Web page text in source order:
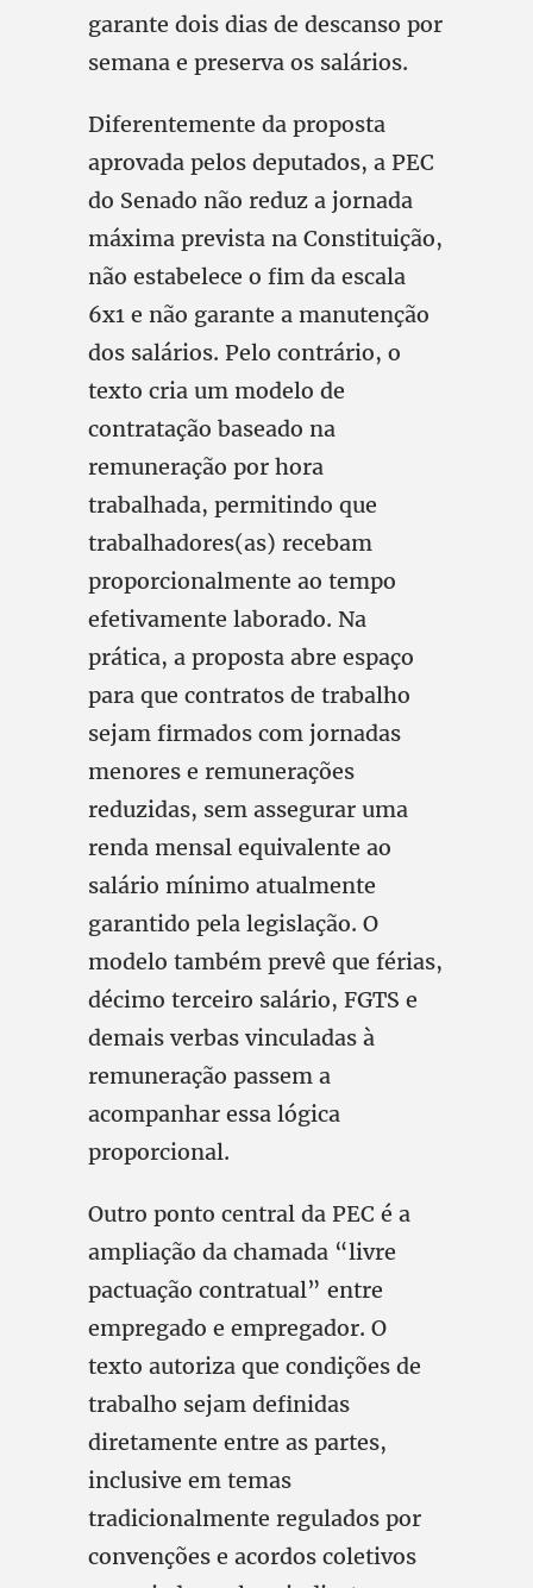
garante dois dias de descanso por
semana e preserva os salários.
Diferentemente da proposta
aprovada pelos deputados, a PEC
do Senado não reduz a jornada
máxima prevista na Constituição,
não estabelece o fim da escala
6x1 e não garante a manutenção
dos salários. Pelo contrário, o
texto cria um modelo de
contratação baseado na
remuneração por hora
trabalhada, permitindo que
trabalhadores(as) recebam
proporcionalmente ao tempo
efetivamente laborado. Na
prática, a proposta abre espaço
para que contratos de trabalho
sejam firmados com jornadas
menores e remunerações
reduzidas, sem assegurar uma
renda mensal equivalente ao
salário mínimo atualmente
garantido pela legislação. O
modelo também prevê que férias,
décimo terceiro salário, FGTS e
demais verbas vinculadas à
remuneração passem a
acompanhar essa lógica
proporcional.
Outro ponto central da PEC é a
ampliação da chamada “livre
pactuação contratual” entre
empregado e empregador. O
texto autoriza que condições de
trabalho sejam definidas
diretamente entre as partes,
inclusive em temas
tradicionalmente regulados por
convenções e acordos coletivos